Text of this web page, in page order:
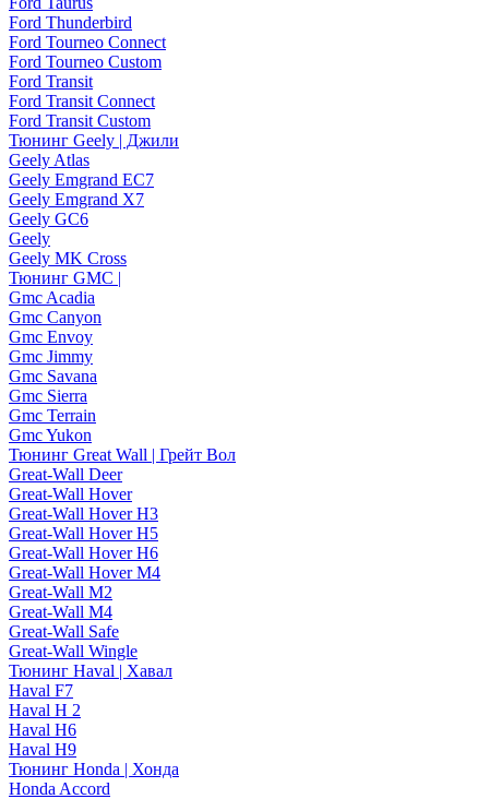
Ford Thunderbird
Ford Tourneo Connect
Ford Tourneo Custom
Ford Transit
Ford Transit Connect
Ford Transit Custom
Тюнинг Geely | Джили
Geely Atlas
Geely Emgrand EC7
Geely Emgrand X7
Geely GC6
Geely
Geely MK Cross
Тюнинг GMC |
Gmc Acadia
Gmc Canyon
Gmc Envoy
Gmc Jimmy
Gmc Savana
Gmc Sierra
Gmc Terrain
Gmc Yukon
Тюнинг Great Wall | Грейт Вол
Great-Wall Deer
Great-Wall Hover
Great-Wall Hover H3
Great-Wall Hover H5
Great-Wall Hover H6
Great-Wall Hover M4
Great-Wall M2
Great-Wall M4
Great-Wall Safe
Great-Wall Wingle
Тюнинг Haval | Хавал
Haval F7
Haval H 2
Haval H6
Haval H9
Тюнинг Honda | Хонда
Honda Accord